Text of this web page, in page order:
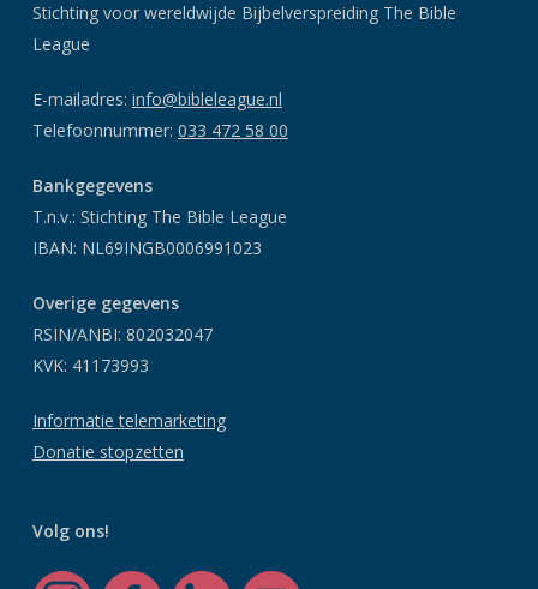
Stichting voor wereldwijde Bijbelverspreiding The Bible
League
E-mailadres: info@bibleleague.nl
Telefoonnummer: 033 472 58 00
Bankgegevens
T.n.v.: Stichting The Bible League
IBAN: NL69INGB0006991023
Overige gegevens
RSIN/ANBI: 802032047
KVK: 41173993
Informatie telemarketing
Donatie stopzetten
Volg ons!